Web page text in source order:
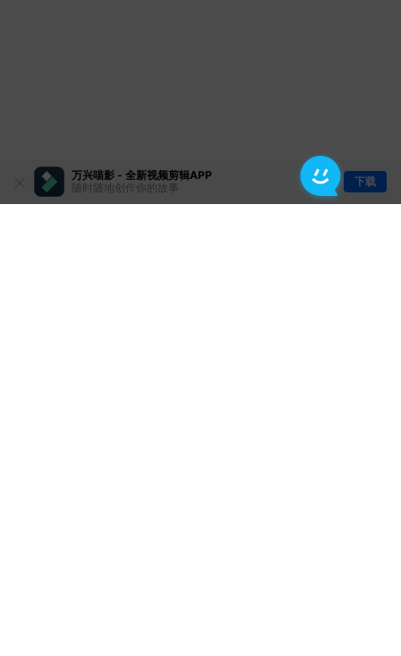
万兴喵影 - 全新视频剪辑APP
随时随地创作你的故事
下载